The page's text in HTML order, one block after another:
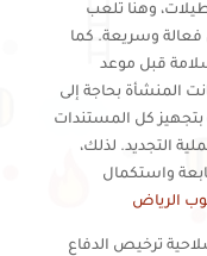
وهنا تلعب
فعالة وسريعة. كما
قبل موعد
المنشأة بحاجة إلى
بتجهيز كل المستندات
التجديد. لذلك،
واستكمال
الرياض
ترخيص الدفاع